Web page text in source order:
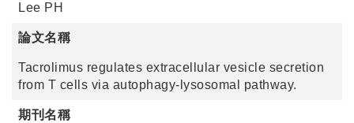
Lee PH
論文名稱
Tacrolimus regulates extracellular vesicle secretion
from T cells via autophagy-lysosomal pathway.
期刊名稱